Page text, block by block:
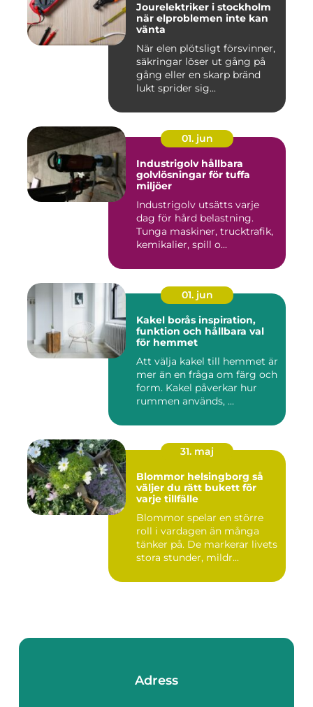
Jourelektriker i stockholm
när elproblemen inte kan
vänta
När elen plötsligt försvinner,
säkringar löser ut gång på
gång eller en skarp bränd
lukt sprider sig...
01. jun
Industrigolv hållbara
golvlösningar för tuffa
miljöer
Industrigolv utsätts varje
dag för hård belastning.
Tunga maskiner, trucktrafik,
kemikalier, spill o...
01. jun
Kakel borås inspiration,
funktion och hållbara val
för hemmet
Att välja kakel till hemmet är
mer än en fråga om färg och
form. Kakel påverkar hur
rummen används, ...
31. maj
Blommor helsingborg så
väljer du rätt bukett för
varje tillfälle
Blommor spelar en större
roll i vardagen än många
tänker på. De markerar livets
stora stunder, mildr...
Adress